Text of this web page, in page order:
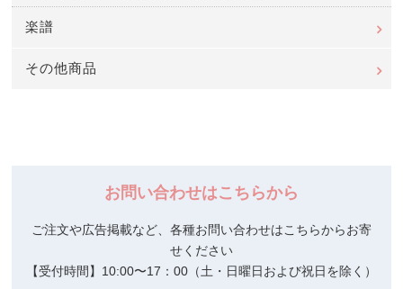
楽譜
その他商品
お問い合わせはこちらから
ご注文や広告掲載など、各種お問い合わせはこちらからお寄
せください
【受付時間】10:00〜17：00（土・日曜日および祝日を除く）